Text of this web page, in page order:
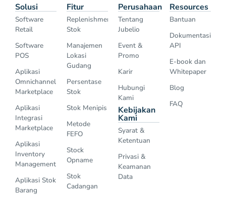
Solusi
Software
Retail
Software
POS
Aplikasi
Omnichannel
Marketplace
Aplikasi
Integrasi
Marketplace
Aplikasi
Inventory
Management
Aplikasi Stok
Barang
Fitur
Replenishment
Stok
Manajemen
Lokasi
Gudang
Persentase
Stok
Stok Menipis
Metode
FEFO
Stock
Opname
Stok
Cadangan
Perusahaan
Tentang
Jubelio
Event &
Promo
Karir
Hubungi
Kami
Kebijakan
Kami
Syarat &
Ketentuan
Privasi &
Keamanan
Data
Resources
Bantuan
Dokumentasi
API
E-book dan
Whitepaper
Blog
FAQ